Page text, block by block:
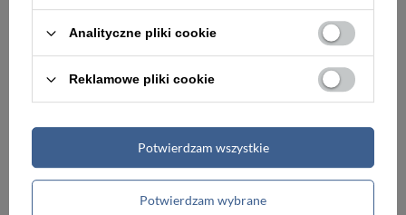
Szary, praktyczny plecak damski zamykany suwakiem - Himawari
199,99 zł 199,99 zł
Analityczne pliki cookie
Reklamowe pliki cookie
Potwierdzam wybrane
Potwierdzam wszystkie